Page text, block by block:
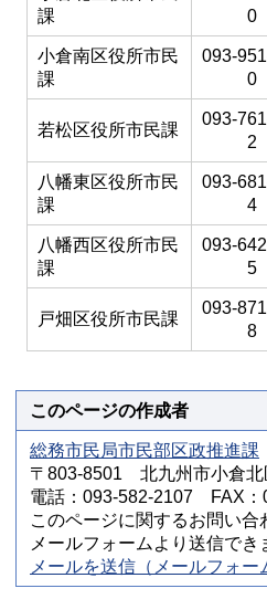
課
0
小倉南区役所市民
課
093-
0
若松区役所市民課
093-
2
八幡東区役所市民
課
093-
4
八幡西区役所市民
課
093-
5
戸畑区役所市民課
093-
8
このページの作成者
総務市民局市民部区政推進課
〒803-8501 北九州市小倉北
電話：093-582-2107 FAX：
このページに関するお問い
メールフォームより送信でき
メールを送信（メールフォー